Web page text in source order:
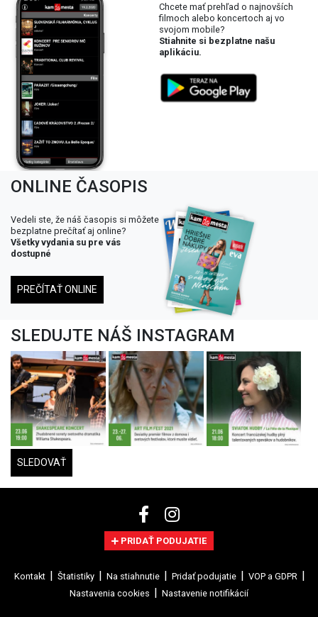
Chcete mať prehľad o najnovších
filmoch alebo koncertoch aj vo
svojom mobile?
Stiahnite si bezplatne našu
aplikáciu.
ONLINE ČASOPIS
Vedeli ste, že náš časopis si môžete
bezplatne prečítať aj online?
Všetky vydania su pre vás
dostupné
PREČÍTAŤ ONLINE
SLEDUJTE NÁŠ INSTAGRAM
SLEDOVAŤ
PRIDAŤ PODUJATIE
Kontakt Štatistiky Na stiahnutie Pridať podujatie
VOP a GDPR
Nastavenia cookies
Nastavenie notifikácií